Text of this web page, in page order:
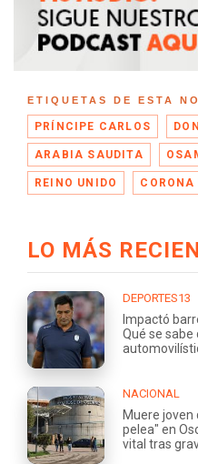
ETIQUETAS DE ESTA
PRÍNCIPE CARLOS
ARABIA SAUDITA
REINO UNIDO
LO MÁS
DEPORTES13
Impactó
Qué se sabe
NACIONAL
Muere joven
pelea" en
vital tras